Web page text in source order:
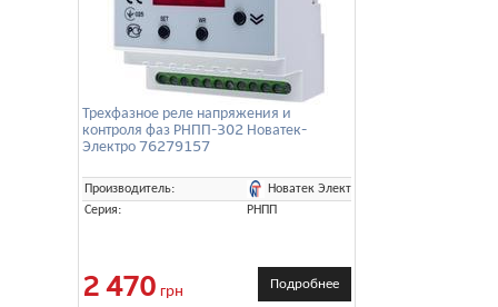
Трехфазное реле напряжения и
контроля фаз РНПП-302 Новатек-
Электро 76279157
Производитель:
Новатек Электро
Серия:
РНПП
2 470 грн Подробнее